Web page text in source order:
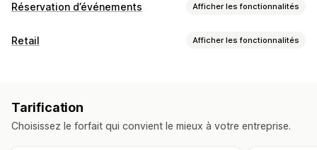
Réservation d’événements Afficher les fonctionnalités
Type d’événement
Gestion des réservations
Calendrier
Planification
Créneaux horaires
Retail Afficher les fonctionnalités
Tarification
Choisissez le forfait qui convient le mieux à votre entreprise.